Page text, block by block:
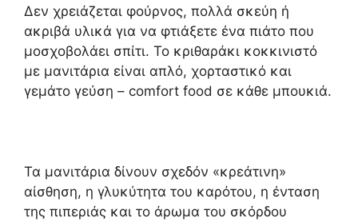
Δεν χρειάζεται φούρνος, πολλά σκεύη ή
ακριβά υλικά για να φτιάξετε ένα πιάτο που
μοσχοβολάει σπίτι. Το κριθαράκι κοκκινιστό
με μανιτάρια είναι απλό, χορταστικό και
γεμάτο γεύση – comfort food σε κάθε μπουκιά.
Τα μανιτάρια δίνουν σχεδόν «κρεάτινη»
αίσθηση, η γλυκύτητα του καρότου, η ένταση
της πιπεριάς και το άρωμα του σκόρδου